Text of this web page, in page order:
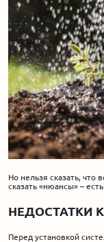
Но нельзя сказать, что
сказать «нюансы» –
НЕДОСТАТКИ
Перед установкой